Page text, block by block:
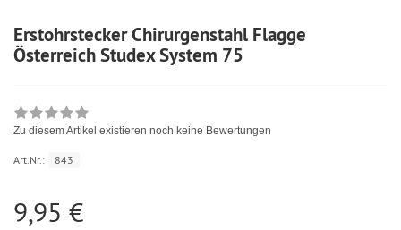
Erstohrstecker Chirurgenstahl Flagge
Österreich Studex System 75
Zu diesem Artikel existieren noch keine Bewertungen
Art.Nr.: 843
9,95 €